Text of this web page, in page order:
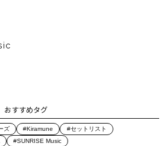
おすすめタグ
ズ #Kiramune
#セットリスト
#SUNRISE Music